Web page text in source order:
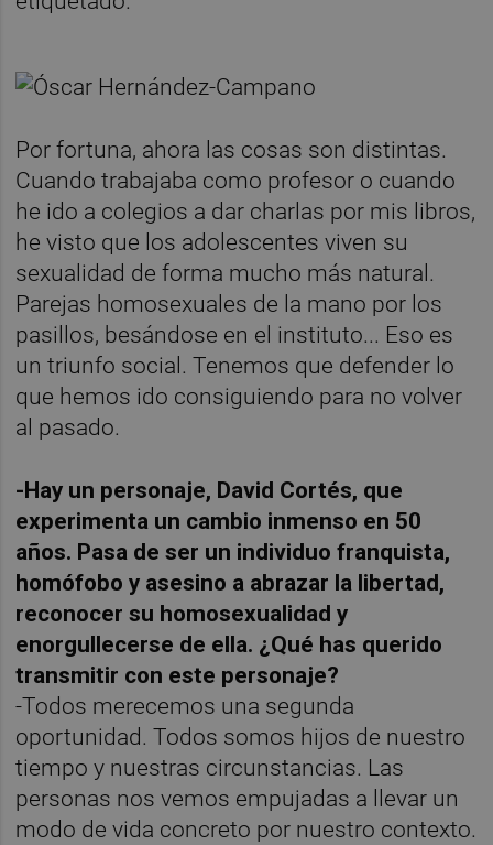
Por fortuna, ahora las cosas son distintas.
Cuando trabajaba como profesor o cuando
he ido a colegios a dar charlas por mis libros,
he visto que los adolescentes viven su
sexualidad de forma mucho más natural.
Parejas homosexuales de la mano por los
pasillos, besándose en el instituto... Eso es
un triunfo social. Tenemos que defender lo
que hemos ido consiguiendo para no volver
al pasado.
-Hay un personaje, David Cortés, que
experimenta un cambio inmenso en 50
años. Pasa de ser un individuo franquista,
homófobo y asesino a abrazar la libertad,
reconocer su homosexualidad y
enorgullecerse de ella. ¿Qué has querido
transmitir con este personaje?
-Todos merecemos una segunda
oportunidad. Todos somos hijos de nuestro
tiempo y nuestras circunstancias. Las
personas nos vemos empujadas a llevar un
modo de vida concreto por nuestro contexto.